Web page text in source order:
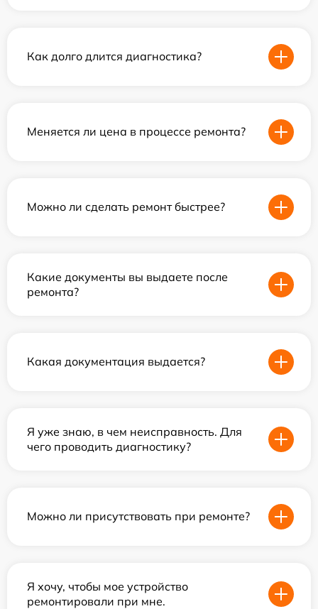
Как долго длится диагностика?
Меняется ли цена в процессе ремонта?
Можно ли сделать ремонт быстрее?
Какие документы вы выдаете после
ремонта?
Какая документация выдается?
Я уже знаю, в чем неисправность. Для
чего проводить диагностику?
Можно ли присутствовать при ремонте?
Я хочу, чтобы мое устройство
ремонтировали при мне.